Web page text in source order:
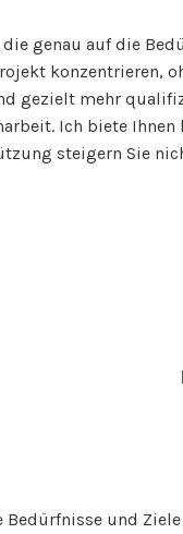
genau auf die
konzentrieren,
gezielt mehr
Ich biete
steigern Sie
und